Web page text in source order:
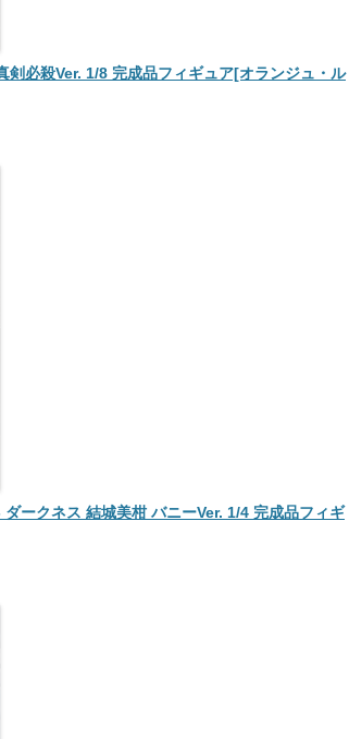
必殺Ver. 1/8 完成品フィギュア[オランジュ・ル
ークネス 結城美柑 バニーVer. 1/4 完成品フィギ